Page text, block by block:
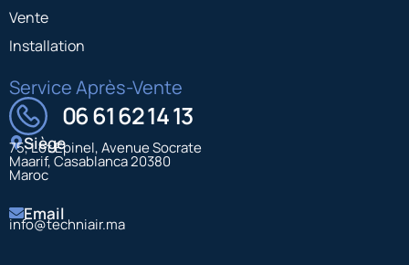
Vente
Installation
Service Après-Vente
06 61 62 14 13
Siège
75, Lot Epinel, Avenue Socrate
Maarif, Casablanca 20380
Maroc
Email
info@techniair.ma